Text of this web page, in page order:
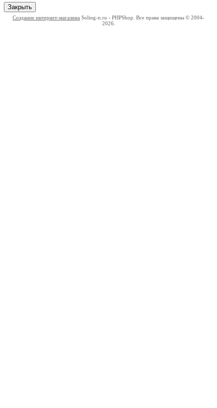
Закрыть
Создание интернет-магазина Soling-n.ru - PHPShop. Все права защищены © 2004-
2026.